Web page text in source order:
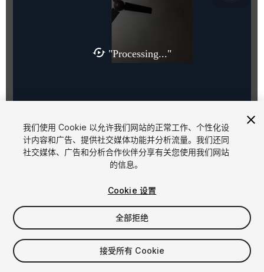
1/3
$6
席位
我们使用 Cookie 以允许我们网站的正常工作、个性化设
计内容和广告、提供社交媒体功能并分析流量。我们还同
社交媒体、广告和分析合作伙伴分享有关您使用我们网站
的信息。
Cookie 设置
全部拒绝
接受所有 Cookie